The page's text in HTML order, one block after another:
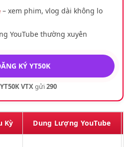
– xem phim, vlog dài không lo
YouTube thường xuyên
KÝ YT50K
YT50K VTXgửi290
Kỳ Dung Lượng YouTube